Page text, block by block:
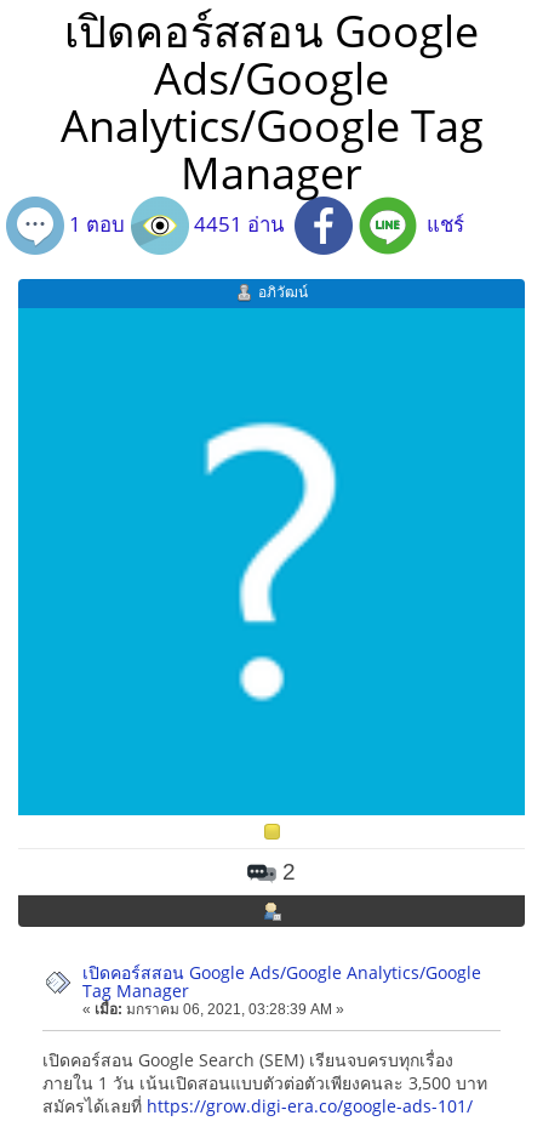
เปิดคอร์สสอน Google
Ads/Google
Analytics/Google Tag
Manager
1 ตอบ 4451 อ่าน แชร์
อภิวัฒน์
2
เปิดคอร์สสอน Google Ads/Google Analytics/Google
Tag Manager
« เมื่อ: มกราคม 06, 2021, 03:28:39 AM »
เปิดคอร์สอน Google Search (SEM) เรียนจบครบทุกเรื่อง
ภายใน 1 วัน เน้นเปิดสอนแบบตัวต่อตัวเพียงคนละ 3,500 บาท
สมัครได้เลยที่ https://grow.digi-era.co/google-ads-101/